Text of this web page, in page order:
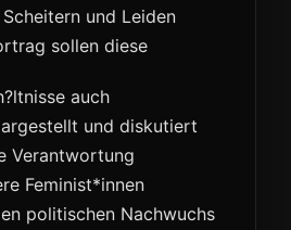
und Leiden
sollen diese
auch
und diskutiert
Verantwortung
Feminist*innen
politischen Nachwuchs